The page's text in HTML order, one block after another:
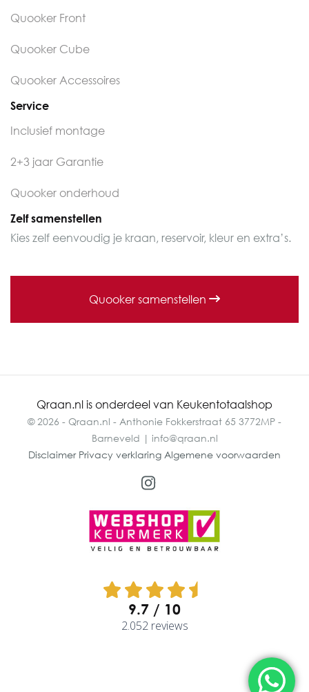
Quooker Front
Quooker Cube
Quooker Accessoires
Service
Inclusief montage
2+3 jaar Garantie
Quooker onderhoud
Zelf samenstellen
Kies zelf eenvoudig je kraan, reservoir, kleur en extra’s.
Quooker samenstellen
Qraan.nl is onderdeel van Keukentotaalshop
© 2026 - Qraan.nl - Anthonie Fokkerstraat 65 3772MP -
Barneveld | info@qraan.nl
Disclaimer Privacy verklaring Algemene voorwaarden
9.7
2.052 reviews